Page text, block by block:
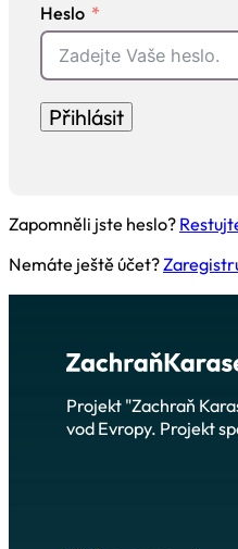
Heslo
Přihlásit
Zapomněli jste heslo?
Nemáte ještě účet?
Projekt "Zachraň
vod Evropy. Projekt